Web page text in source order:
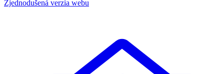
Zjednodušená verzia webu